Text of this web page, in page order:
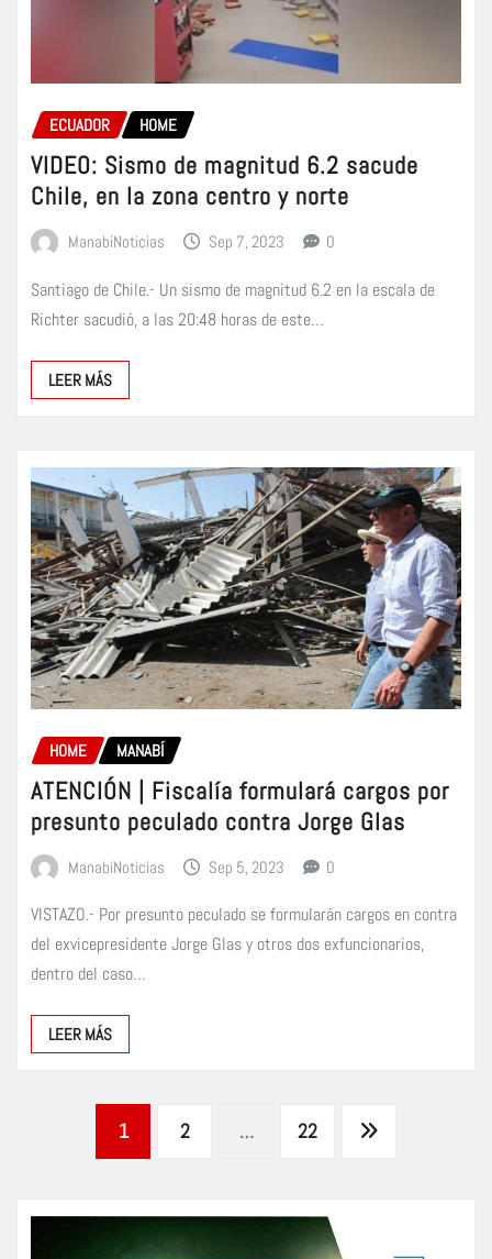
ECUADOR HOME
VIDEO: Sismo de magnitud 6.2 sacude
Chile, en la zona centro y norte
ManabiNoticias Sep 7, 2023 0
Santiago de Chile.- Un sismo de magnitud 6.2 en la escala de
Richter sacudió, a las 20:48 horas de este…
LEER MÁS
HOME MANABÍ
ATENCIÓN | Fiscalía formulará cargos por
presunto peculado contra Jorge Glas
ManabiNoticias Sep 5, 2023 0
VISTAZO.- Por presunto peculado se formularán cargos en contra
del exvicepresidente Jorge Glas y otros dos exfuncionarios,
dentro del caso…
LEER MÁS
Paginación
de
1 2 … 22